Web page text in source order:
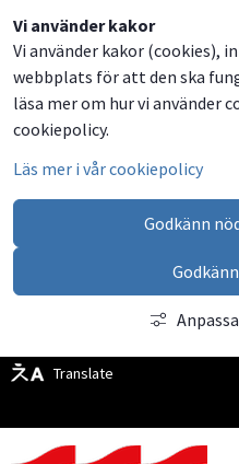
Vi använder kakor
Vi använder kakor (cookies),
webbplats för att den ska
läsa mer om hur vi använder
cookiepolicy.
Läs mer i vår cookiepolicy
Godkänn
Translate
Dela
på
Facebook
Dela
på
Twitter
Dela
på
LinkedIn
Dela
via
email